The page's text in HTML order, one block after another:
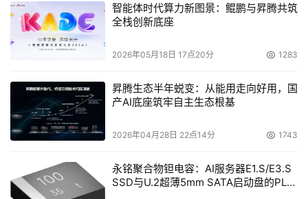
为减少企业自身活动对生物多样性的不良影响，扩大ICT在
保护生物多样性方面的贡献，Fujitsu(富士通)将制定综合评
测影响生物多样化的量化指标，并据此构建能有效降低企业
那些采取生物多样性保护措施的供应商的产品，并通过在主
要事业领域树立运用ICT保护生物多样性的成功案例，来为
全社会积极保护生物多样性做出贡献。
Fujitsu(富士通)集团表示，集团内所有组织和个人都将通过
切实有效的行动，为“第6期富士通集团环保行动计划”的实
智能体时代算力新图景：鲲鹏与昇腾共筑
全栈创新底座
2026年05月18日 17点20分 1283
昇腾生态半年蜕变：从能用走向好用，国
产AI底座筑牢自主生态根基
2026年04月28日 22点14分 1743
永铭聚合物钽电容：AI服务器E1.S/E3.S
SSD与U.2超薄5mm SATA启动盘的PLP